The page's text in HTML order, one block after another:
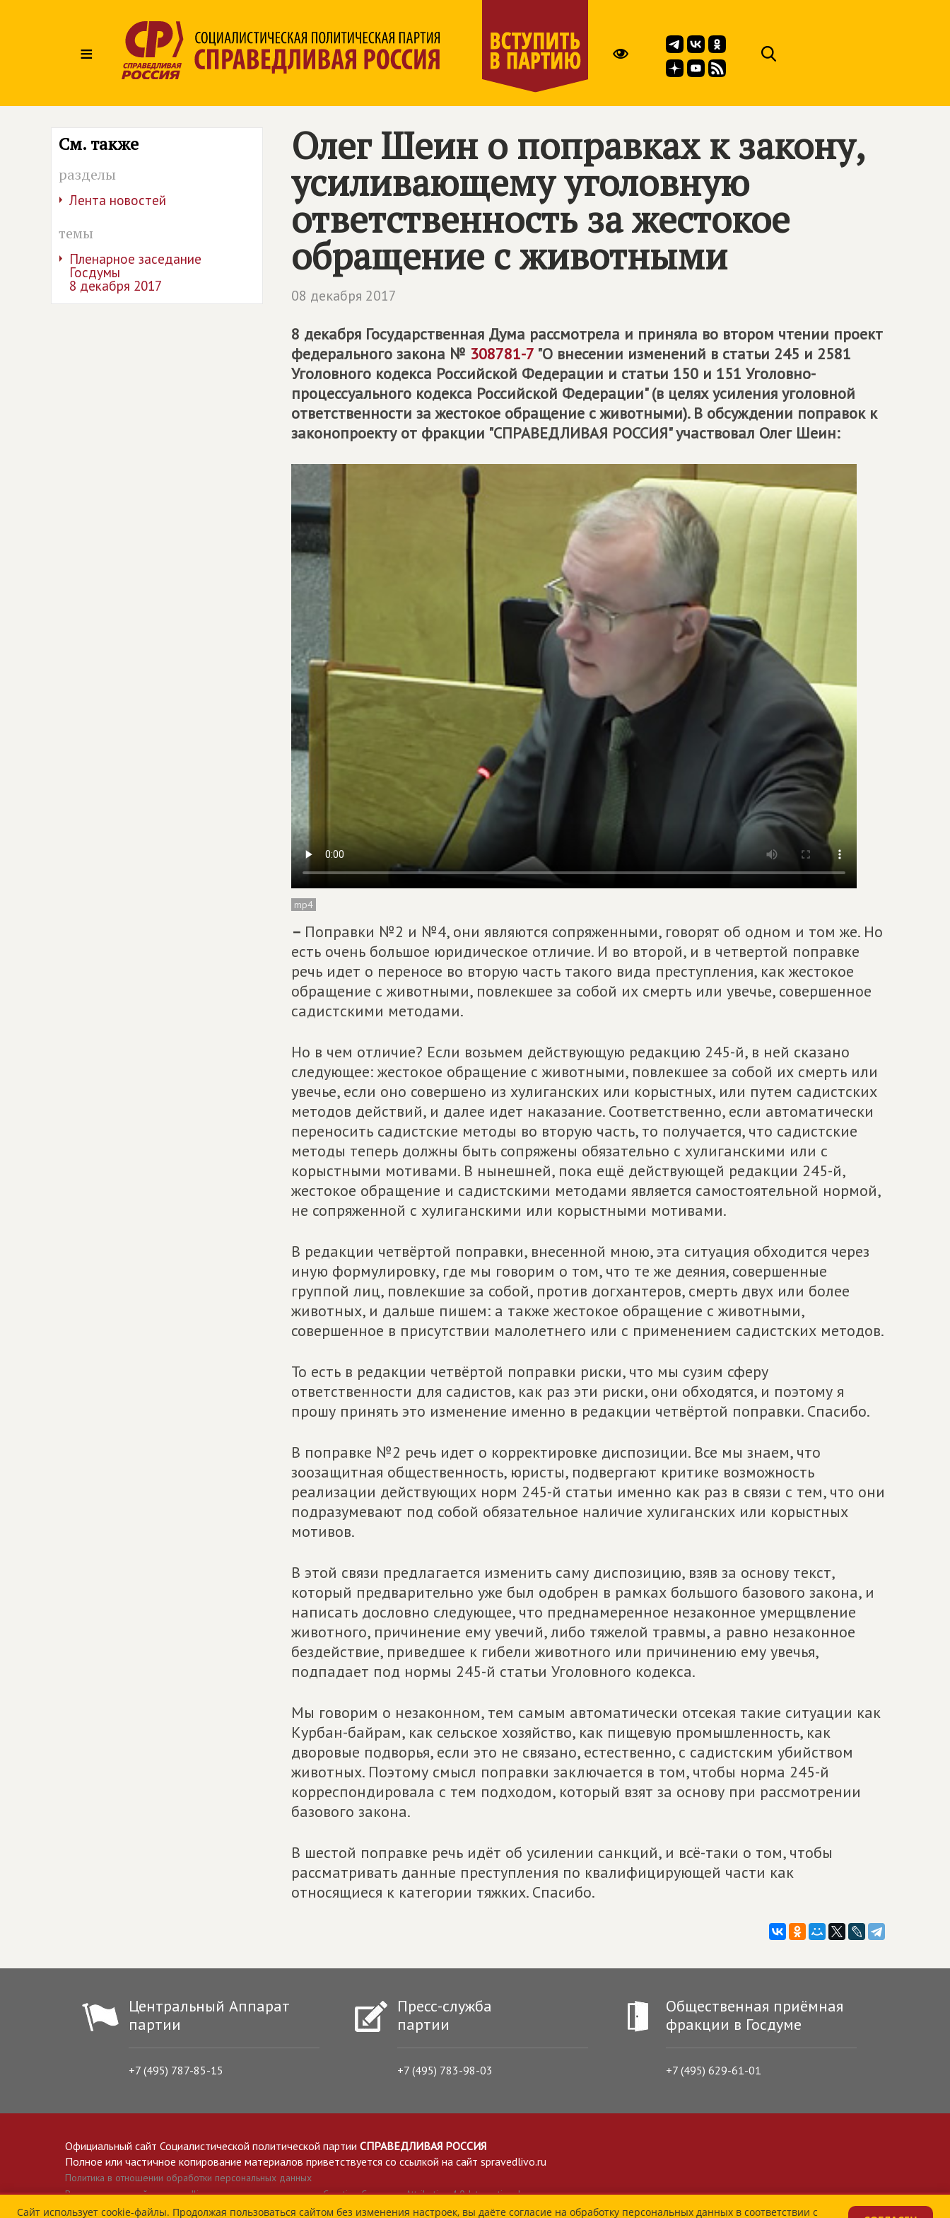
≡
См. также
разделы
Лента новостей
темы
Пленарное заседание
Госдумы
8 декабря 2017
Олег Шеин о поправках к закону,
усиливающему уголовную
ответственность за жестокое
обращение с животными
08 декабря 2017
8 декабря Государственная Дума рассмотрела и приняла во втором чтении проект
федерального закона № 308781-7 "О внесении изменений в статьи 245 и 2581
Уголовного кодекса Российской Федерации и статьи 150 и 151 Уголовно-
процессуального кодекса Российской Федерации" (в целях усиления уголовной
ответственности за жестокое обращение с животными). В обсуждении поправок к
законопроекту от фракции "СПРАВЕДЛИВАЯ РОССИЯ" участвовал Олег Шеин:
mp4
– Поправки №2 и №4, они являются сопряженными, говорят об одном и том же. Но
есть очень большое юридическое отличие. И во второй, и в четвертой поправке
речь идет о переносе во вторую часть такого вида преступления, как жестокое
обращение с животными, повлекшее за собой их смерть или увечье, совершенное
садистскими методами.
Но в чем отличие? Если возьмем действующую редакцию 245-й, в ней сказано
следующее: жестокое обращение с животными, повлекшее за собой их смерть или
увечье, если оно совершено из хулиганских или корыстных, или путем садистских
методов действий, и далее идет наказание. Соответственно, если автоматически
переносить садистские методы во вторую часть, то получается, что садистские
методы теперь должны быть сопряжены обязательно с хулиганскими или с
корыстными мотивами. В нынешней, пока ещё действующей редакции 245-й,
жестокое обращение и садистскими методами является самостоятельной нормой,
не сопряженной с хулиганскими или корыстными мотивами.
В редакции четвёртой поправки, внесенной мною, эта ситуация обходится через
иную формулировку, где мы говорим о том, что те же деяния, совершенные
группой лиц, повлекшие за собой, против догхантеров, смерть двух или более
животных,и дальше пишем: а также жестокое обращение с животными,
совершенное в присутствии малолетнего или с применением садистских методов.
То есть в редакции четвёртой поправки риски, что мы сузим сферу
ответственности для садистов, как раз эти риски, они обходятся, и поэтому я
прошу принять это изменение именно в редакции четвёртой поправки. Спасибо.
В поправке №2 речь идет о корректировке диспозиции. Все мы знаем, что
зоозащитная общественность, юристы, подвергают критике возможность
реализации действующих норм 245-й статьи именно как раз в связи с тем, что они
подразумевают под собой обязательное наличие хулиганских или корыстных
мотивов.
В этой связи предлагается изменить саму диспозицию, взяв за основу текст,
который предварительно уже был одобрен в рамках большого базового закона, и
написать дословно следующее, что преднамеренное незаконное умерщвление
животного, причинение ему увечий, либо тяжелой травмы, а равно незаконное
бездействие, приведшее к гибели животного или причинению ему увечья,
подпадает под нормы 245-й статьи Уголовного кодекса.
Мы говорим о незаконном, тем самым автоматически отсекая такие ситуации как
Курбан-байрам, как сельское хозяйство, как пищевую промышленность, как
дворовые подворья, если это не связано, естественно, с садистским убийством
животных.Поэтому смысл поправки заключается в том, чтобы норма 245-й
корреспондировала с тем подходом, который взят за основу при рассмотрении
базового закона.
В шестой поправке речь идёт об усилении санкций, и всё-таки о том, чтобы
рассматривать данные преступления по квалифицирующей части как
относящиеся к категории тяжких. Спасибо.
Центральный Аппарат
партии
+7 (495) 787-85-15
Пресс-служба
партии
+7 (495) 783-98-03
Общественная приёмная
фракции в Госдуме
+7 (495) 629-61-01
Официальный сайт Социалистической политической партии СПРАВЕДЛИВАЯ РОССИЯ
Полное или частичное копирование материалов приветствуется со ссылкой на сайт spravedlivo.ru
Политика в отношении обработки персональных данных
Все материалы сайта spravedlivo.ru доступны по лицензии Creative Commons Attribution 4.0 International
Сайт использует cookie-файлы. Продолжая пользоваться сайтом без изменения настроек, вы даёте согласие на обработку персональных данных в соответствии с